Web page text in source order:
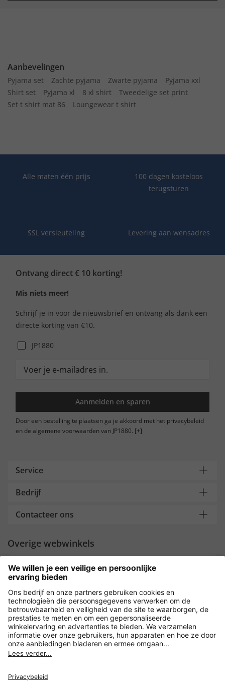
Aanbevelingen
Pyjama set Zachte pyjama Zwarte pyjama
Pyjama xxl
Shirt set
Pyjama xl 8 xl shirt
Tweedelige set print
Set t shirt mat 86
Loungewear t shirt
Alle maten één prijs
100 dagen kosteloos
terugsturen
SSL versleuteling Levering aan wensadres
Ontvang direct € 10 korting!
Mis niets meer!
Schrijf je in voor de nieuwsbrief en ontvang als dank een
directe korting van €10.
JP1880
Aanmelden en sparen
Door een bestelling te plaatsen ga je akkoord met het privacybeleid
en de algemene voorwaarden van JP1880. [+]
Service
Bedrijf
Contacteer ons
Overige webwinkels
Nederland
Payment and Delivery
Versleuteling met